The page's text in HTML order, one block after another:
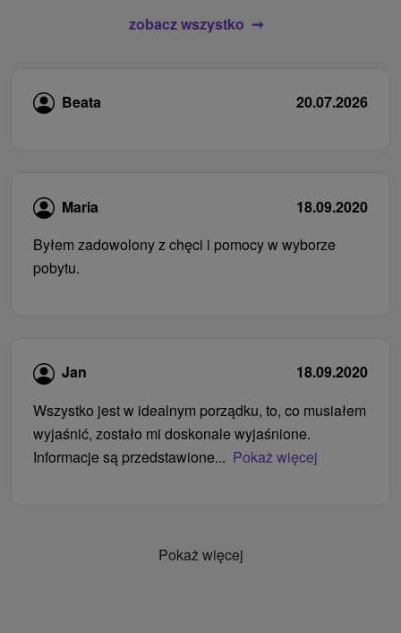
zobacz wszystko
Beata 20.07.2026
Maria
18.09.2020
Byłem zadowolony z chęci i pomocy w wyborze
pobytu.
Jan
18.09.2020
Wszystko jest w idealnym porządku, to, co musiałem
wyjaśnić, zostało mi doskonale wyjaśnione.
Informacje są przedstawione... Pokaż więcej
Pokaż więcej